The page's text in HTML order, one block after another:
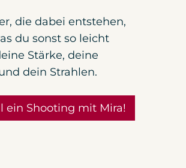
die dabei entstehen,
du sonst so leicht
Stärke, deine
dein Strahlen.
ein Shooting mit Mira!